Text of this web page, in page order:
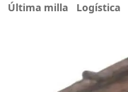
Última milla Logística